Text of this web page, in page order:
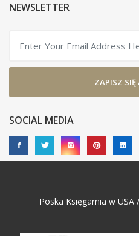
NEWSLETTER
ZAPISZ SIĘ
SOCIAL MEDIA
Poska Księgarnia w